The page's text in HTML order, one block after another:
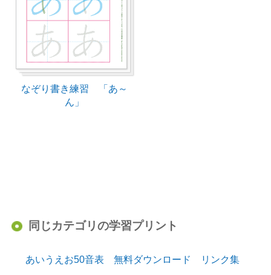
なぞり書き練習 「あ～
ん」
同じカテゴリの学習プリント
あいうえお50音表 無料ダウンロード リンク集